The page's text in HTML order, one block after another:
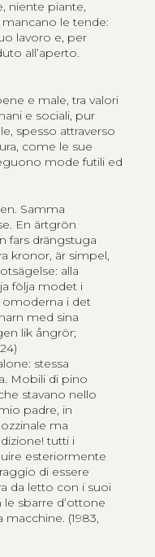
niente piante,
le tende:
lavoro e, per
all’aperto.
e male, tra valori
e sociali, pur
spesso attraverso
come le sue
mode futili ed
Samma
En ärtgrön
fars drängstuga
kronor, är simpel,
alla
följa modet i
omoderna i det
med sina
lik ångrör;
stessa
Mobili di pino
stavano nello
padre, in
ma
tutti i
esteriormente
di essere
da letto con i suoi
sbarre d’ottone
(1983,